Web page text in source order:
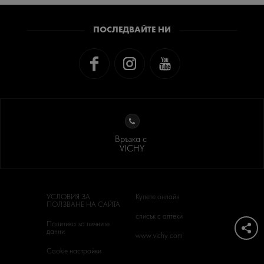
ПОСЛЕДВАЙТЕ НИ
Връзка с
VICHY
УСЛОВИЯ ЗА
ПОЛЗВАНЕ НА САЙТА
Политика за личните
данни
Cookie настройки
Купете онлайн
списък с аптеки
www.vichy.com